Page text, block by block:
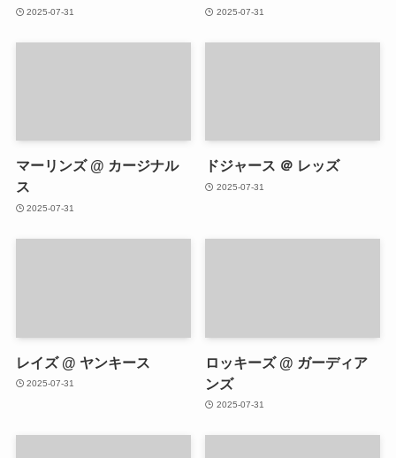
2025-07-31 2025-07-31
マーリンズ @ カージナル
ス
2025-07-31
ドジャース ＠ レッズ
2025-07-31
レイズ @ ヤンキース
2025-07-31
ロッキーズ @ ガーディア
ンズ
2025-07-31